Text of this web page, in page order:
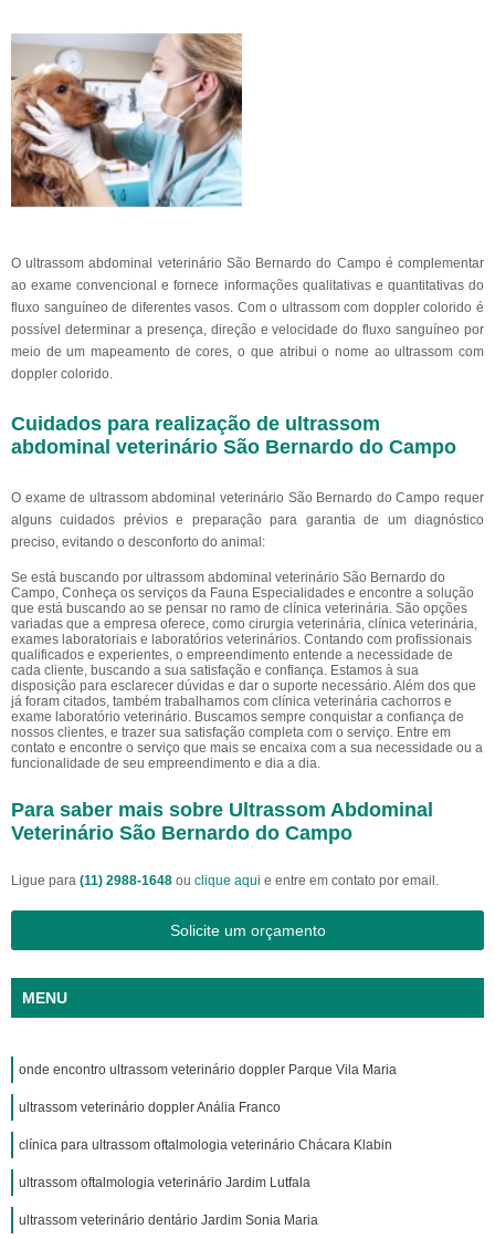
O ultrassom abdominal veterinário São Bernardo do Campo é complementar
ao exame convencional e fornece informações qualitativas e quantitativas do
fluxo sanguíneo de diferentes vasos. Com o ultrassom com doppler colorido é
possível determinar a presença, direção e velocidade do fluxo sanguíneo por
meio de um mapeamento de cores, o que atribui o nome ao ultrassom com
doppler colorido.
Cuidados para realização de ultrassom
abdominal veterinário São Bernardo do Campo
O exame de ultrassom abdominal veterinário São Bernardo do Campo requer
alguns cuidados prévios e preparação para garantia de um diagnóstico
preciso, evitando o desconforto do animal:
Se está buscando por ultrassom abdominal veterinário São Bernardo do
Campo, Conheça os serviços da Fauna Especialidades e encontre a solução
que está buscando ao se pensar no ramo de clínica veterinária. São opções
variadas que a empresa oferece, como cirurgia veterinária, clínica veterinária,
exames laboratoriais e laboratórios veterinários. Contando com profissionais
qualificados e experientes, o empreendimento entende a necessidade de
cada cliente, buscando a sua satisfação e confiança. Estamos à sua
disposição para esclarecer dúvidas e dar o suporte necessário. Além dos que
já foram citados, também trabalhamos com clínica veterinária cachorros e
exame laboratório veterinário. Buscamos sempre conquistar a confiança de
nossos clientes, e trazer sua satisfação completa com o serviço. Entre em
contato e encontre o serviço que mais se encaixa com a sua necessidade ou a
funcionalidade de seu empreendimento e dia a dia.
Para saber mais sobre Ultrassom Abdominal
Veterinário São Bernardo do Campo
Ligue para (11) 2988-1648 ou clique aqui e entre em contato por email.
Solicite um orçamento
MENU
onde encontro ultrassom veterinário doppler Parque Vila Maria
ultrassom veterinário doppler Anália Franco
clínica para ultrassom oftalmologia veterinário Chácara Klabin
ultrassom oftalmologia veterinário Jardim Lutfala
ultrassom veterinário dentário Jardim Sonia Maria